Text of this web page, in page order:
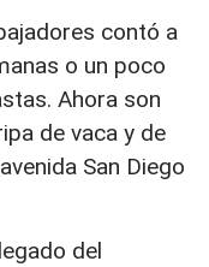
contó a
o un poco
Ahora son
de vaca y de
San Diego
del